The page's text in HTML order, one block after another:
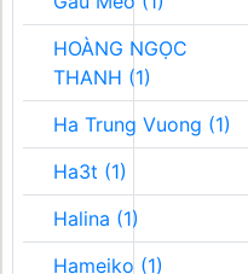
HOÀNG NGỌC
THANH (1)
Ha Trung Vuong (1)
Ha3t (1)
Halina (1)
Hameiko (1)